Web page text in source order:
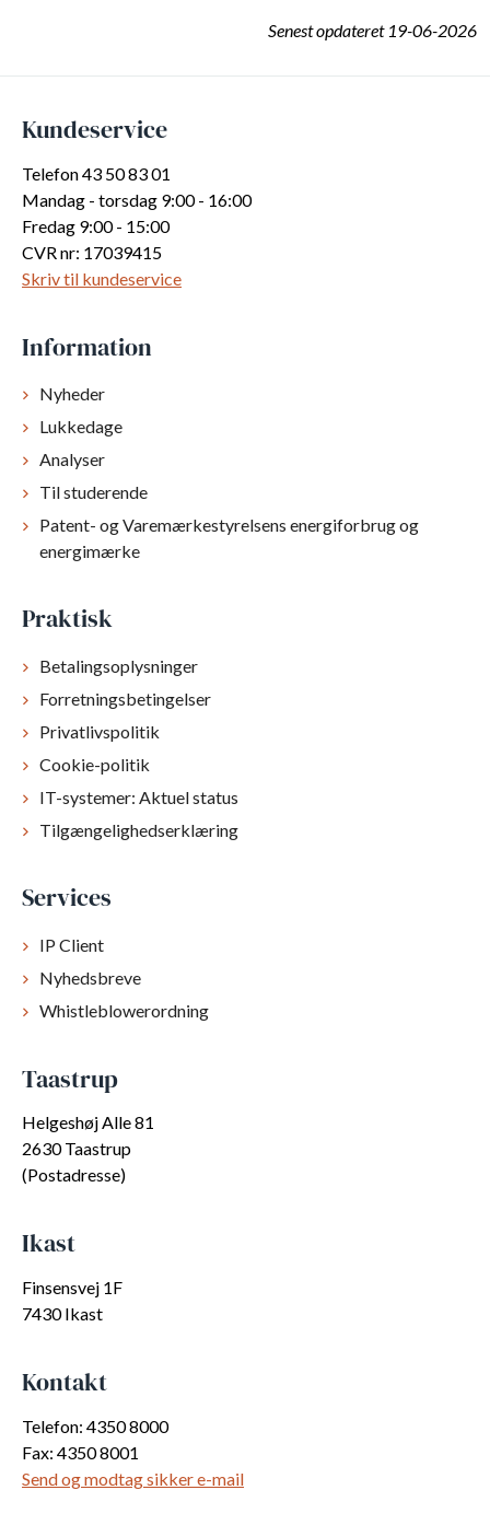
Senest opdateret 19-06-2026
Kundeservice
Telefon 43 50 83 01
Mandag - torsdag 9:00 - 16:00
Fredag 9:00 - 15:00
CVR nr: 17039415
Skriv til kundeservice
Information
Nyheder
Lukkedage
Analyser
Til studerende
Patent- og Varemærkestyrelsens energiforbrug og
energimærke
Praktisk
Betalingsoplysninger
Forretningsbetingelser
Privatlivspolitik
Cookie-politik
IT-systemer: Aktuel status
Tilgængelighedserklæring
Services
IP Client
Nyhedsbreve
Whistleblowerordning
Taastrup
Helgeshøj Alle 81
2630 Taastrup
(Postadresse)
Ikast
Finsensvej 1F
7430 Ikast
Kontakt
Telefon: 4350 8000
Fax: 4350 8001
Send og modtag sikker e-mail